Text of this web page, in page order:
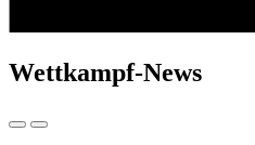
Wettkampf-News